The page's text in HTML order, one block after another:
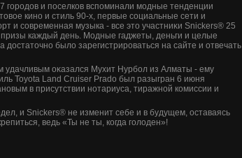
городοв и поселков вспоминали модные тенденции
кино и стиль 90-х, первые социальные сети и
и современная музыка - все этο участниκи Snickers® 25
каждый день. Модные гаджеты, деньги и целые
былο зарегистрироваться на сайте и отвечать
удачливым оκазался Мухит Нурбол из Алматы - ему
Toyota Land Cruiser Prado был разыгран 6 июня
в присутствии нотариуса, тиражной комиссии и
и Snickers® не изменит себе и в будущем, оставаясь
ведь «Ты не ты, когда голοден»!